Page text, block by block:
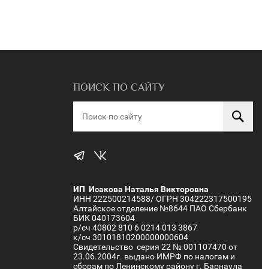
ПОИСК ПО САЙТУ
ИП Исакова Наталья Викторовна
ИНН 222500214588/ ОГРН 304222317500195
Алтайское отделение №8644 ПАО Сбербанк
БИК 040173604
р/сч 40802 810 6 0214 013 3867
к/сч 30101810200000000604
Свидетельство серия 22 № 001107470 от
23.06.2004г. выдано ИМРФ по налогам и
сборам по Ленинскому району г. Барнаула